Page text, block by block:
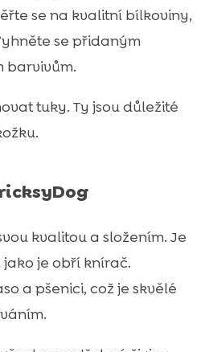
se na kvalitní bílkoviny,
se přidaným
barvivům.
tuky. Ty jsou důležité
kvalitou a složením. Je
je obří knírač.
a pšenici, což je skvělé